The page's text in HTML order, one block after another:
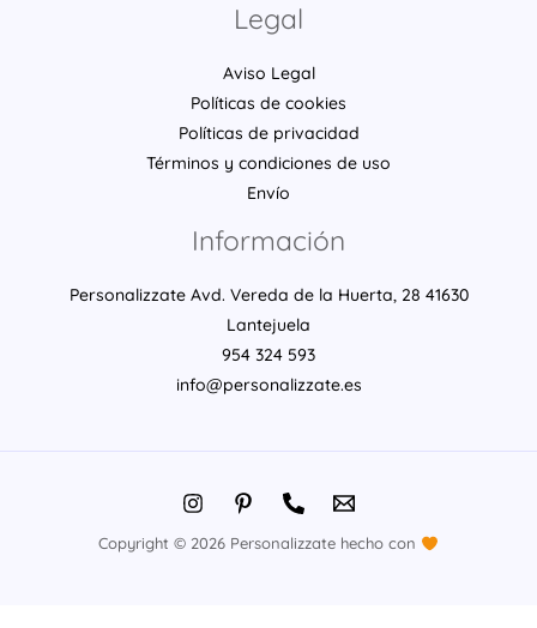
Legal
Aviso Legal
Políticas de cookies
Políticas de privacidad
Términos y condiciones de uso
Envío
Información
Personalizzate Avd. Vereda de la Huerta, 28 41630
Lantejuela
954 324 593
info@personalizzate.es
Copyright © 2026 Personalizzate hecho con